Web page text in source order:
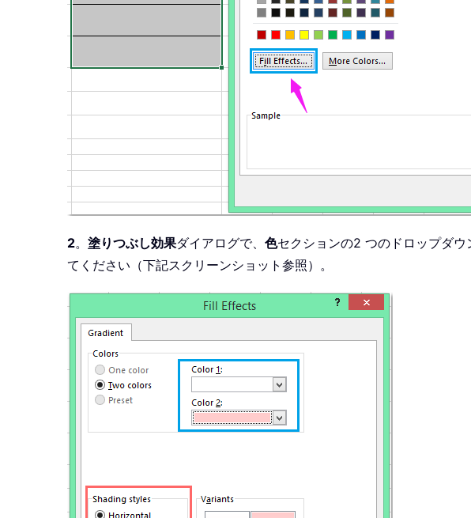
2。 塗りつぶし効果ダイアログで、 色セクションの2 つのドロップダ
てください（下記スクリーンショット参照）。